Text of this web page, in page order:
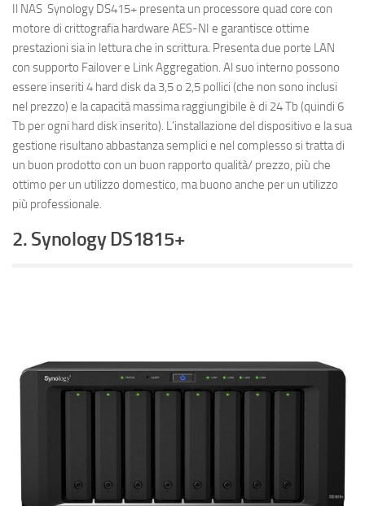
Il NAS Synology DS415+ presenta un processore quad core con
motore di crittografia hardware AES-NI e garantisce ottime
prestazioni sia in lettura che in scrittura. Presenta due porte LAN
con supporto Failover e Link Aggregation. Al suo interno possono
essere inseriti 4 hard disk da 3,5 o 2,5 pollici (che non sono inclusi
nel prezzo) e la capacità massima raggiungibile è di 24 Tb (quindi 6
Tb per ogni hard disk inserito). L’installazione del dispositivo e la sua
gestione risultano abbastanza semplici e nel complesso si tratta di
un buon prodotto con un buon rapporto qualità/ prezzo, più che
ottimo per un utilizzo domestico, ma buono anche per un utilizzo
più professionale.
2. Synology DS1815+